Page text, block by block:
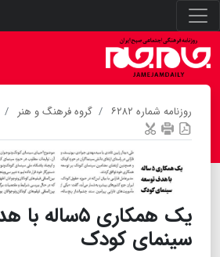
روزنامه شماره ۶۲۸۲ گروه فرهنگ و هنر
یک همکاری
سینمای کودک